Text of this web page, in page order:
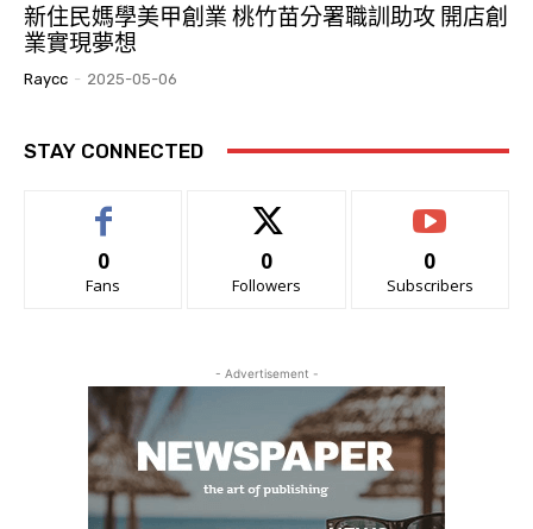
新住民媽學美甲創業 桃竹苗分署職訓助攻 開店創
業實現夢想
Raycc - 2025-05-06
STAY CONNECTED
0
Fans
0
Followers
0
Subscribers
- Advertisement -